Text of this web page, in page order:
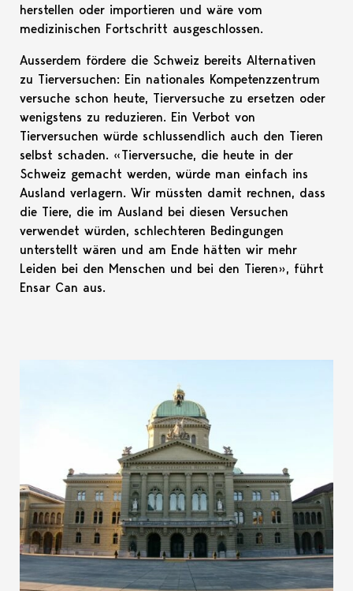
herstellen oder importieren und wäre vom
medizinischen Fortschritt ausgeschlossen.
Ausserdem fördere die Schweiz bereits Alternativen
zu Tierversuchen: Ein nationales Kompetenzzentrum
versuche schon heute, Tierversuche zu ersetzen oder
wenigstens zu reduzieren. Ein Verbot von
Tierversuchen würde schlussendlich auch den Tieren
selbst schaden. «Tierversuche, die heute in der
Schweiz gemacht werden, würde man einfach ins
Ausland verlagern. Wir müssten damit rechnen, dass
die Tiere, die im Ausland bei diesen Versuchen
verwendet würden, schlechteren Bedingungen
unterstellt wären und am Ende hätten wir mehr
Leiden bei den Menschen und bei den Tieren», führt
Ensar Can aus.